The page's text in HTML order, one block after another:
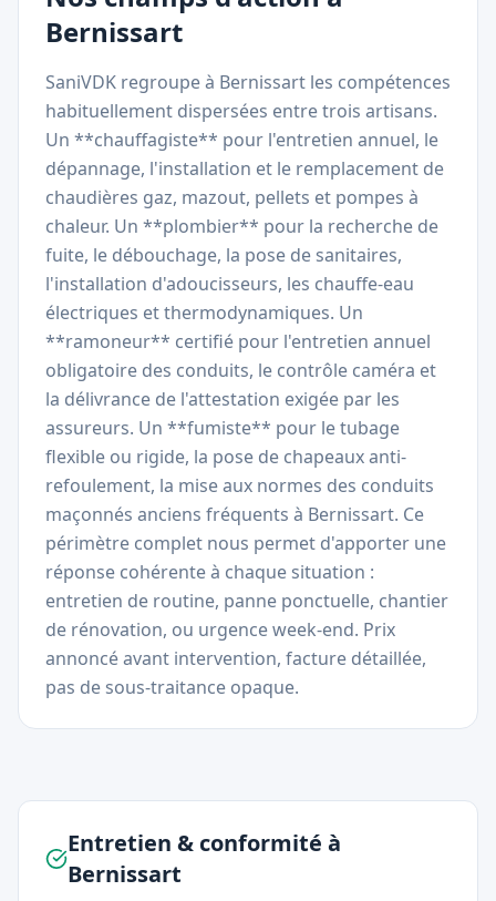
Bernissart
SaniVDK regroupe à Bernissart les compétences
habituellement dispersées entre trois artisans.
Un **chauffagiste** pour l'entretien annuel, le
dépannage, l'installation et le remplacement de
chaudières gaz, mazout, pellets et pompes à
chaleur. Un **plombier** pour la recherche de
fuite, le débouchage, la pose de sanitaires,
l'installation d'adoucisseurs, les chauffe-eau
électriques et thermodynamiques. Un
**ramoneur** certifié pour l'entretien annuel
obligatoire des conduits, le contrôle caméra et
la délivrance de l'attestation exigée par les
assureurs. Un **fumiste** pour le tubage
flexible ou rigide, la pose de chapeaux anti-
refoulement, la mise aux normes des conduits
maçonnés anciens fréquents à Bernissart. Ce
périmètre complet nous permet d'apporter une
réponse cohérente à chaque situation :
entretien de routine, panne ponctuelle, chantier
de rénovation, ou urgence week-end. Prix
annoncé avant intervention, facture détaillée,
pas de sous-traitance opaque.
Entretien & conformité à
Bernissart